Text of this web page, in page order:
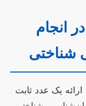
انجام
شناختی
یک عدد ثابت